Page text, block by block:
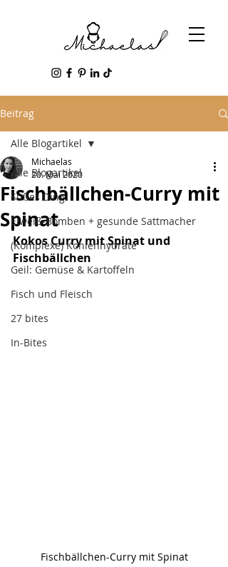
Beitrag
Alle Blogartikel
Süßes Ding
Eiweiß-Bomben + gesunde Sattmacher
(Komplexe) Kohlenhydrate
Geil: Gemüse & Kartoffeln
Fisch und Fleisch
27 bites
In-Bites
Alle Blogartikel
Fischbällchen-Curry mit
Spinat
Michaelas
20. Mai 2020
Kokos Curry mit Spinat und
Fischbällchen
Fischbällchen-Curry mit Spinat